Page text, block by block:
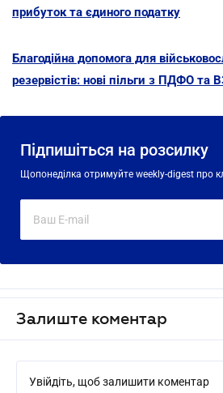
прибуток та єдиного податку
Благодійна допомога для
резервістів: нові пільги з ПДФО та
Підпишіться на розсилку
Щопонеділка отримуйте weekly-digest про
Залиште коментар
Увійдіть, щоб залишити коментар